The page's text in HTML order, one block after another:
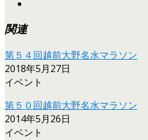
関連
第５４回越前大野名水マラソン
2018年5月27日
イベント
第５０回越前大野名水マラソン
2014年5月26日
イベント